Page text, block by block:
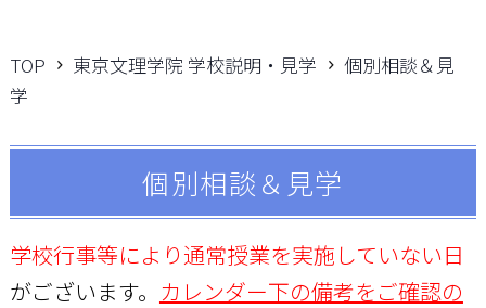
TOP 東京文理学院 学校説明・見学
個別相談＆見
学
個別相談＆見学
学校行事等により通常授業を実施していない日
がございます。 カレンダー下の備考をご確認の